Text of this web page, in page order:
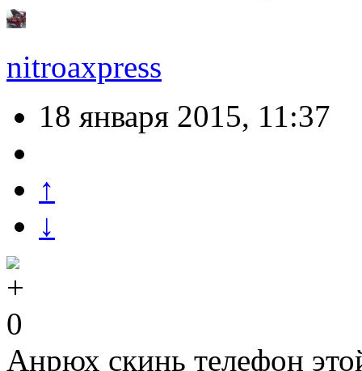
nitroaxpress
18 января 2015, 11:37
↑
↓
0
Анрюх скинь телефон